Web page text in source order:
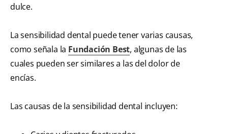
dulce.
La sensibilidad dental puede tener varias causas,
como señala la Fundación Best, algunas de las
cuales pueden ser similares a las del dolor de
encías.
Las causas de la sensibilidad dental incluyen: